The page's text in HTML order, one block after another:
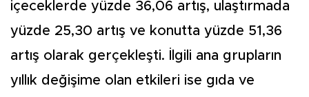
içeceklerde yüzde 36,06 artış, ulaştırmada
yüzde 25,30 artış ve konutta yüzde 51,36
artış olarak gerçekleşti. İlgili ana grupların
yıllık değişime olan etkileri ise gıda ve